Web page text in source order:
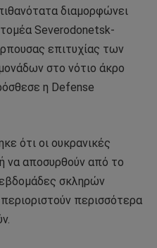
διαμορφώνει
Severodonetsk-
επιτυχίας των
στο νότιο άκρο
η Defense
ότι οι ουκρανικές
να αποσυρθούν από το
σκληρών
περισσότερα